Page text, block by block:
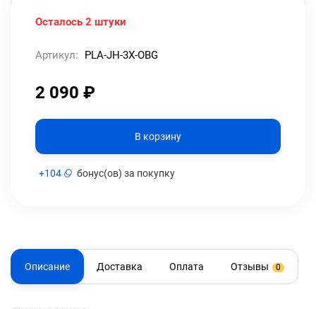
Осталось 2 штуки
Артикул: PLA-JH-3X-OBG
2 090 ₽
В корзину
+104 бонус(ов) за покупку
Описание Доставка Оплата Отзывы 0